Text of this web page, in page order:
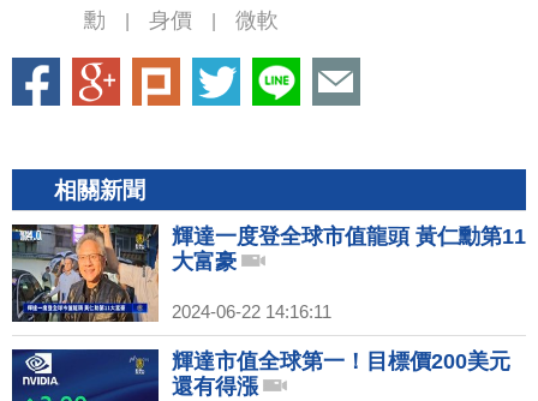
勳
身價 微軟
相關新聞
輝達一度登全球市值龍頭 黃仁勳第11
大富豪
2024-06-22 14:16:11
輝達市值全球第一！目標價200美元
還有得漲